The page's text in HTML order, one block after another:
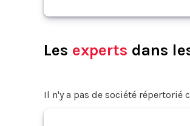
Les experts dans
Il n'y a pas de société répertorié